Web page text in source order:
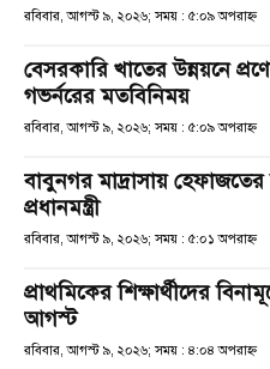
রবিবার, আগস্ট ৯, ২০২৬; সময় : ৫:০৯ অপরাহ্ণ
বেসরকারি খাতের উন্নয়নে
গভর্নরের মতবিনিময়
রবিবার, আগস্ট ৯, ২০২৬; সময় : ৫:০৯ অপরাহ্ণ
বাবুনগর মাদ্রাসায়
প্রধানমন্ত্রী
রবিবার, আগস্ট ৯, ২০২৬; সময় : ৫:০১ অপরাহ্ণ
প্রাথমিকের শিক্ষার্থীদের
আগস্ট
রবিবার, আগস্ট ৯, ২০২৬; সময় : ৪:০৪ অপরাহ্ণ